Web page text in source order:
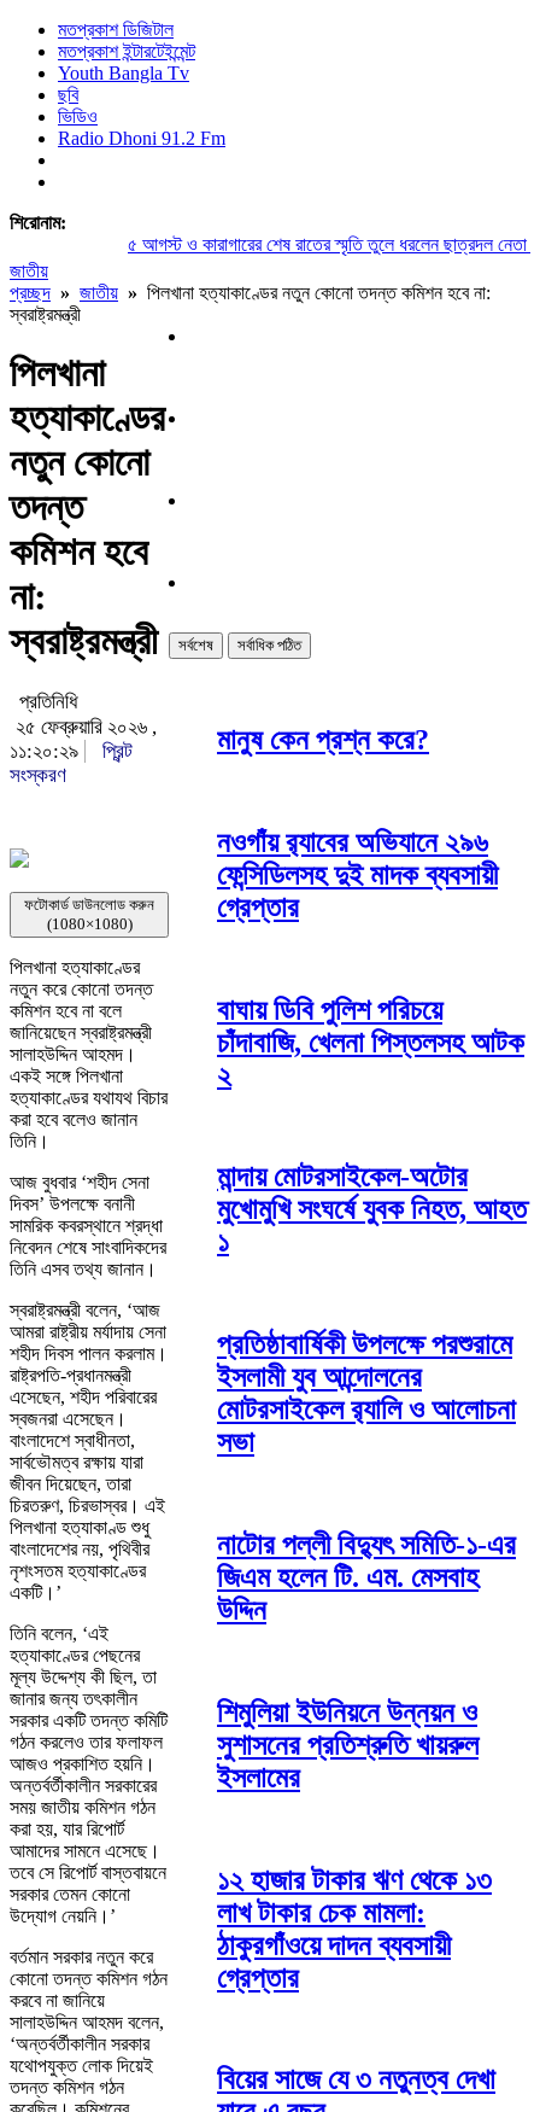
মতপ্রকাশ ডিজিটাল
মতপ্রকাশ ইন্টারটেইন্মেন্ট
Youth Bangla Tv
ছবি
ভিডিও
Radio Dhoni 91.2 Fm
শিরোনাম:
৫ আগস্ট ও কারাগারের শেষ রাতের স্মৃতি তুলে ধরলেন ছাত্রদল নেতা
জাতীয়
প্রচ্ছদ » জাতীয় » পিলখানা হত্যাকাণ্ডের নতুন কোনো তদন্ত কমিশন হবে না:
স্বরাষ্ট্রমন্ত্রী
পিলখানা
হত্যাকাণ্ডের
নতুন কোনো
তদন্ত
কমিশন হবে
না:
স্বরাষ্ট্রমন্ত্রী
প্রতিনিধি
২৫ ফেব্রুয়ারি ২০২৬ ,
১১:২০:২৯
প্রিন্ট
সংস্করণ
ফটোকার্ড ডাউনলোড করুন
(1080×1080)
পিলখানা হত্যাকাণ্ডের
নতুন করে কোনো তদন্ত
কমিশন হবে না বলে
জানিয়েছেন স্বরাষ্ট্রমন্ত্রী
সালাহউদ্দিন আহমদ।
একই সঙ্গে পিলখানা
হত্যাকাণ্ডের যথাযথ বিচার
করা হবে বলেও জানান
তিনি।
আজ বুধবার ‘শহীদ সেনা
দিবস’ উপলক্ষে বনানী
সামরিক কবরস্থানে শ্রদ্ধা
নিবেদন শেষে সাংবাদিকদের
তিনি এসব তথ্য জানান।
স্বরাষ্ট্রমন্ত্রী বলেন, ‘আজ
আমরা রাষ্ট্রীয় মর্যাদায় সেনা
শহীদ দিবস পালন করলাম।
রাষ্ট্রপতি-প্রধানমন্ত্রী
এসেছেন, শহীদ পরিবারের
স্বজনরা এসেছেন।
বাংলাদেশে স্বাধীনতা,
সার্বভৌমত্ব রক্ষায় যারা
জীবন দিয়েছেন, তারা
চিরতরুণ, চিরভাস্বর। এই
পিলখানা হত্যাকাণ্ড শুধু
বাংলাদেশের নয়, পৃথিবীর
নৃশংসতম হত্যাকাণ্ডের
একটি।’
তিনি বলেন, ‘এই
হত্যাকাণ্ডের পেছনের
মূল্য উদ্দেশ্য কী ছিল, তা
জানার জন্য তৎকালীন
সরকার একটি তদন্ত কমিটি
গঠন করলেও তার ফলাফল
আজও প্রকাশিত হয়নি।
অন্তর্বর্তীকালীন সরকারের
সময় জাতীয় কমিশন গঠন
করা হয়, যার রিপোর্ট
আমাদের সামনে এসেছে।
তবে সে রিপোর্ট বাস্তবায়নে
সরকার তেমন কোনো
উদ্যোগ নেয়নি।’
বর্তমান সরকার নতুন করে
কোনো তদন্ত কমিশন গঠন
করবে না জানিয়ে
সালাহউদ্দিন আহমদ বলেন,
‘অন্তর্বর্তীকালীন সরকার
যথোপযুক্ত লোক দিয়েই
তদন্ত কমিশন গঠন
সর্বশেষ সর্বাধিক পঠিত
মানুষ কেন প্রশ্ন করে?
নওগাঁয় র‌্যাবের অভিযানে ২৯৬
ফেন্সিডিলসহ দুই মাদক ব্যবসায়ী
গ্রেপ্তার
বাঘায় ডিবি পুলিশ পরিচয়ে
চাঁদাবাজি, খেলনা পিস্তলসহ আটক
২
মান্দায় মোটরসাইকেল-অটোর
মুখোমুখি সংঘর্ষে যুবক নিহত, আহত
১
প্রতিষ্ঠাবার্ষিকী উপলক্ষে পরশুরামে
ইসলামী যুব আন্দোলনের
মোটরসাইকেল র‌্যালি ও আলোচনা
সভা
নাটোর পল্লী বিদ্যুৎ সমিতি-১-এর
জিএম হলেন টি. এম. মেসবাহ
উদ্দিন
শিমুলিয়া ইউনিয়নে উন্নয়ন ও
সুশাসনের প্রতিশ্রুতি খায়রুল
ইসলামের
১২ হাজার টাকার ঋণ থেকে ১৩
লাখ টাকার চেক মামলা:
ঠাকুরগাঁওয়ে দাদন ব্যবসায়ী
গ্রেপ্তার
বিয়ের সাজে যে ৩ নতুনত্ব দেখা